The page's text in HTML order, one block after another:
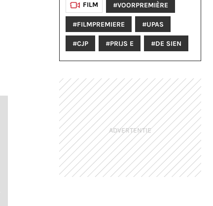
FILM #VOORPREMIÈRE
#FILMPREMIERE #UPAS
#CJP #PRIJS E #DE SIEN
ADVERTENTIE